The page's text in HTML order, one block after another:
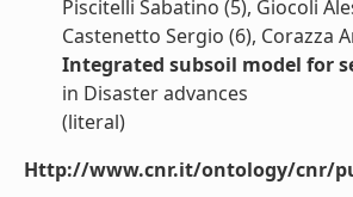
Piscitelli Sabatino (5), Giocoli
Castenetto Sergio (6), Corazza
Integrated subsoil model for
in Disaster advances
(literal)
Http://www.cnr.it/ontology/cnr/